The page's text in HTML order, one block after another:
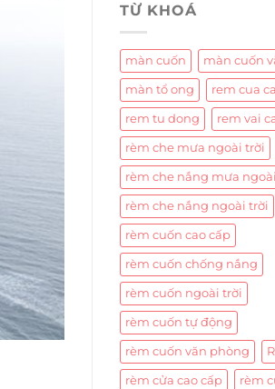
TỪ KHOÁ
màn cuốn màn cuốn
màn tổ ong rem cua
rem tu dong rem vai
rèm che mưa ngoài trời
rèm che nắng mưa
rèm che nắng ngoài trời
rèm cuốn cao cấp
rèm cuốn chống nắng
rèm cuốn ngoài trời
rèm cuốn tự động
rèm cuốn văn phòng
rèm cửa cao cấp rèm